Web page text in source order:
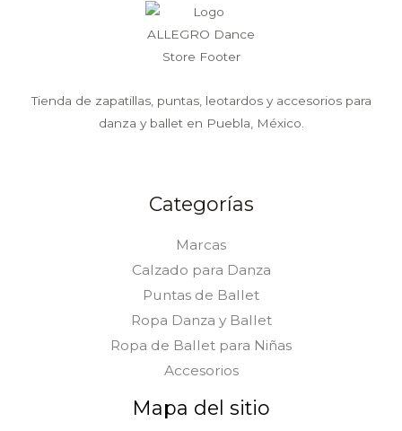
Tienda de zapatillas, puntas, leotardos y accesorios para
danza y ballet en Puebla, México.
Categorías
Marcas
Calzado para Danza
Puntas de Ballet
Ropa Danza y Ballet
Ropa de Ballet para Niñas
Accesorios
Mapa del sitio